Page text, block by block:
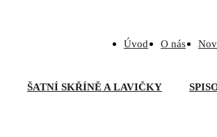
Úvod O nás
ŠATNÍ SKŘÍNĚ A LAVIČKY